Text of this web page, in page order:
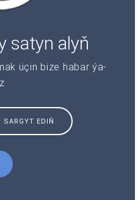
satyn alyň
üçin bize habar ýa-
SARGYT EDIŇ